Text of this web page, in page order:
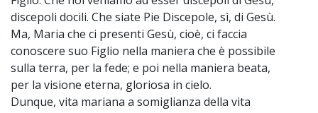
discepoli docili. Che siate Pie Discepole, sì, di Gesù.
Ma, Maria che ci presenti Gesù, cioè, ci faccia
conoscere suo Figlio nella maniera che è possibile
sulla terra, per la fede; e poi nella maniera beata,
per la visione eterna, gloriosa in cielo.
Dunque, vita mariana a somiglianza della vita